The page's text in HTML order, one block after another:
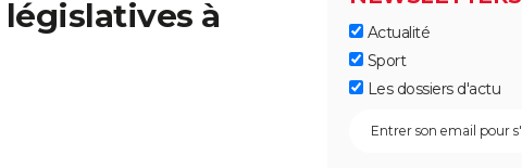
à
Actualité
Sport
Les dossiers d'actu